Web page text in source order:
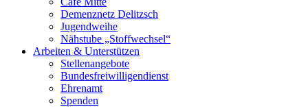
Demenznetz Delitzsch
Jugendweihe
Nähstube „Stoffwechsel“
Arbeiten & Unterstützen
Stellenangebote
Bundesfreiwilligendienst
Ehrenamt
Spenden